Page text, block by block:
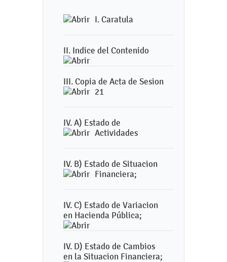
I. Caratula
II. Indice del Contenido
III. Copia de Acta de Sesion
21
IV. A) Estado de
Actividades
IV. B) Estado de Situacion
Financiera;
IV. C) Estado de Variacion
en Hacienda Pública;
IV. D) Estado de Cambios
en la Situacion Financiera;